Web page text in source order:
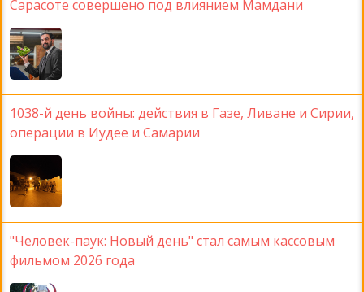
Сарасоте совершено под влиянием Мамдани
1038-й день войны: действия в Газе, Ливане и Сирии,
операции в Иудее и Самарии
"Человек-паук: Новый день" стал самым кассовым
фильмом 2026 года